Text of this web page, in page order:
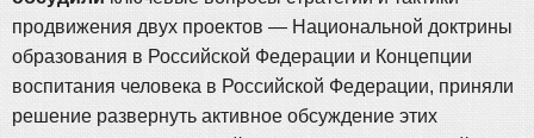
продвижения двух проектов — Национальной доктрины
образования в Российской Федерации и Концепции
воспитания человека в Российской Федерации, приняли
решение развернуть активное обсуждение этих